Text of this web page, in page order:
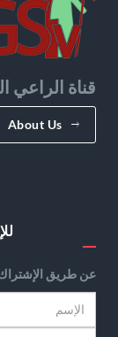
قناة الراعي
About Us
عن طريق الإشتراك